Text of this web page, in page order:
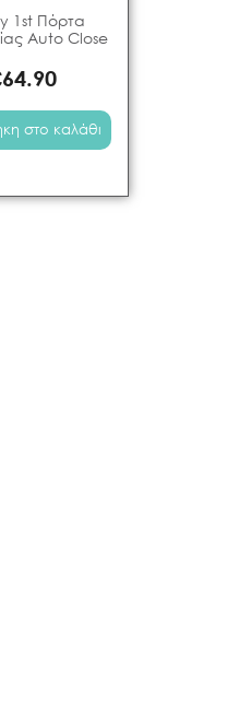
1st Πόρτα
Auto Close
64.90
στο καλάθι